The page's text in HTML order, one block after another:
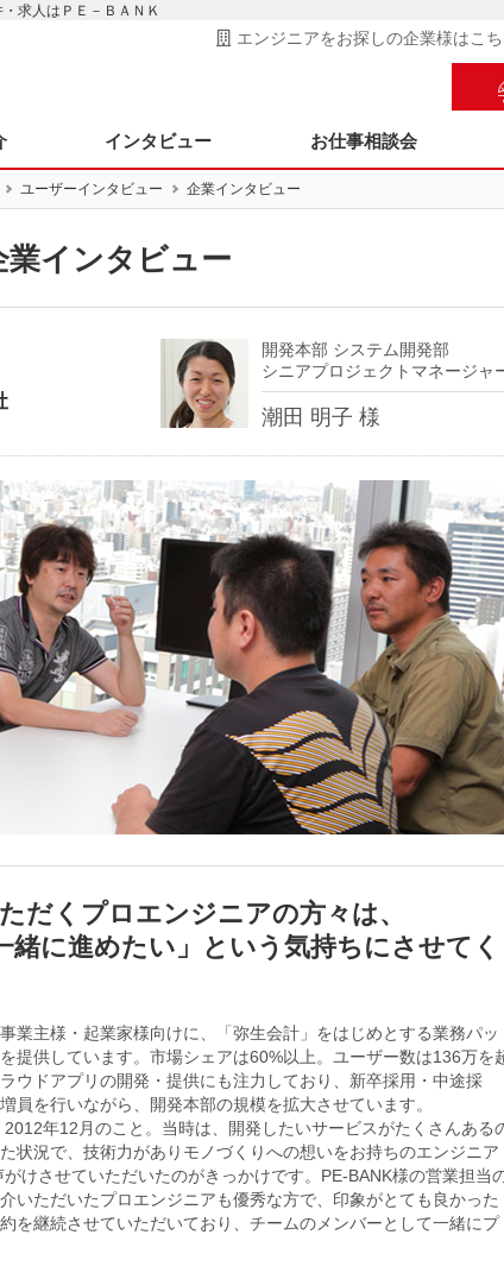
求人はＰＥ－ＢＡＮＫ
エンジニアをお探しの企業様はこ
インタビュー お仕事相談会
ユーザーインタビュー 企業インタビュー
業インタビュー
開発本部 システム開発部
シニアプロジェクトマネージャ
潮田 明子 様
だくプロエンジニアの方々は、
緒に進めたい」という気持ちにさせてく
業主様・起業家様向けに、「弥生会計」をはじめとする業務パッ
提供しています。市場シェアは60%以上。ユーザー数は136万を
ウドアプリの開発・提供にも注力しており、新卒採用・中途採
員を行いながら、開発本部の規模を拡大させています。
年12月のこと。当時は、開発したいサービスがたくさんある
状況で、技術力がありモノづくりへの想いをお持ちのエンジニア
けさせていただいたのがきっかけです。PE-BANK様の営業担当
いただいたプロエンジニアも優秀な方で、印象がとても良かった
を継続させていただいており、チームのメンバーとして一緒にプ